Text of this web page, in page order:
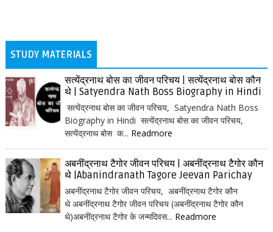
STUDY MATERIALS
सत्येंद्रनाथ बोस का जीवन परिचय | सत्येंद्रनाथ बोस कौन
थे | Satyendra Nath Boss Biography in Hindi
सत्येंद्रनाथ बोस का जीवन परिचय, Satyendra Nath Boss
Biography in Hindi सत्येंद्रनाथ बोस का जीवन परिचय,
सत्येंद्रनाथ बोस क... Readmore
अबनींद्रनाथ टैगोर जीवन परिचय | अबनींद्रनाथ टैगोर कौन
थे |Abanindranath Tagore Jeevan Parichay
अबनींद्रनाथ टैगोर जीवन परिचय, अबनींद्रनाथ टैगोर कौन
थे अबनींद्रनाथ टैगोर जीवन परिचय (अबनींद्रनाथ टैगोर कौन
थे)अबनींद्रनाथ टैगोर के जन्मदिवस... Readmore